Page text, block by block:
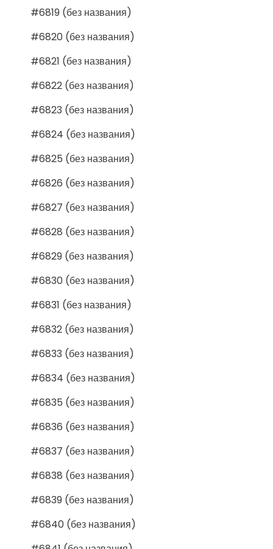
#6819 (без названия)
#6820 (без названия)
#6821 (без названия)
#6822 (без названия)
#6823 (без названия)
#6824 (без названия)
#6825 (без названия)
#6826 (без названия)
#6827 (без названия)
#6828 (без названия)
#6829 (без названия)
#6830 (без названия)
#6831 (без названия)
#6832 (без названия)
#6833 (без названия)
#6834 (без названия)
#6835 (без названия)
#6836 (без названия)
#6837 (без названия)
#6838 (без названия)
#6839 (без названия)
#6840 (без названия)